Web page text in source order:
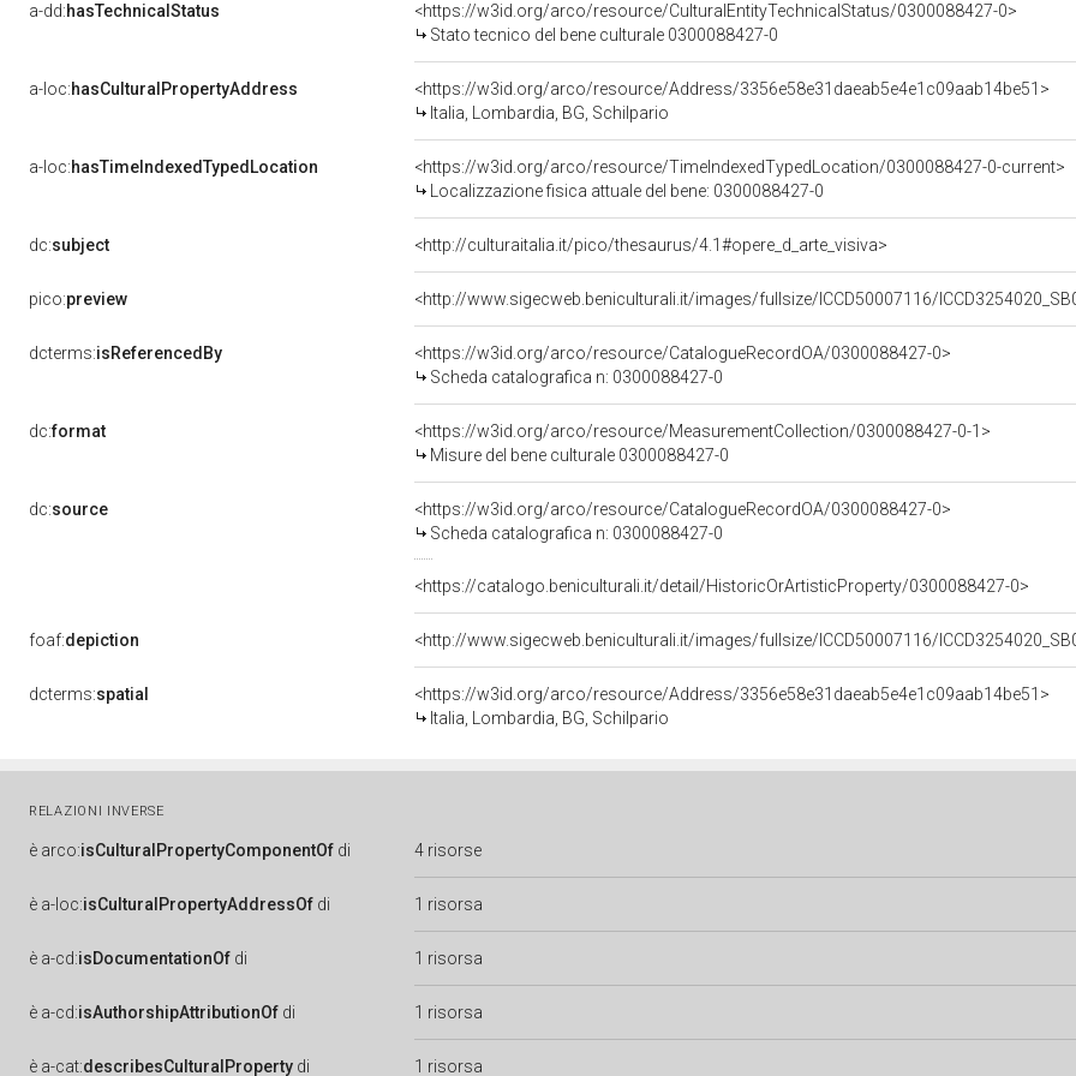
a-dd:hasTechnicalStatus
<https://w3id.org/arco/resource/CulturalEntityTechnicalStatus/0300088427-0>
Stato tecnico del bene culturale 0300088427-0
a-loc:hasCulturalPropertyAddress
<https://w3id.org/arco/resource/Address/3356e58e31daeab5e4e1c09aab14be51>
Italia, Lombardia, BG, Schilpario
a-loc:hasTimeIndexedTypedLocation
<https://w3id.org/arco/resource/TimeIndexedTypedLocation/0300088427-0-current>
Localizzazione fisica attuale del bene: 0300088427-0
dc:subject <http://culturaitalia.it/pico/thesaurus/4.1#opere_d_arte_visiva>
pico:preview <http://www.sigecweb.beniculturali.it/images/fullsize/ICCD50007116/
dcterms:isReferencedBy
<https://w3id.org/arco/resource/CatalogueRecordOA/0300088427-0>
Scheda catalografica n: 0300088427-0
dc:format
<https://w3id.org/arco/resource/MeasurementCollection/0300088427-0-1>
Misure del bene culturale 0300088427-0
dc:source
<https://w3id.org/arco/resource/CatalogueRecordOA/0300088427-0>
Scheda catalografica n: 0300088427-0
<https://catalogo.beniculturali.it/detail/HistoricOrArtisticProperty/0300088427-0>
foaf:depiction <http://www.sigecweb.beniculturali.it/images/fullsize/ICCD50007116/
dcterms:spatial
<https://w3id.org/arco/resource/Address/3356e58e31daeab5e4e1c09aab14be51>
Italia, Lombardia, BG, Schilpario
RELAZIONI INVERSE
è arco:isCulturalPropertyComponentOf di 4 risorse
è a-loc:isCulturalPropertyAddressOf di 1 risorsa
è a-cd:isDocumentationOf di 1 risorsa
è a-cd:isAuthorshipAttributionOf di 1 risorsa
è a-cat:describesCulturalProperty di 1 risorsa